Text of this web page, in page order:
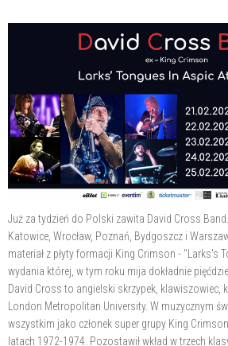
Już za tydzień do Polski zawita David Cross
Katowice, Wrocław, Poznań, Bydgoszcz i
materiał z płyty formacji King Crimson - "Larks's
wydania której, w tym roku mija dokładnie
David Cross to angielski skrzypek, klawiszowiec,
London Metropolitan University. W muzycznym
wszystkim jako członek super grupy King
latach 1972-1974. Pozostawił wkład w trzech